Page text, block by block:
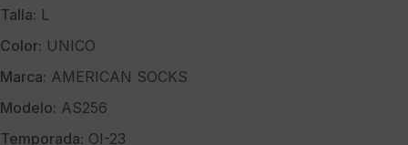
Talla: L
Color: UNICO
Marca: AMERICAN SOCKS
Modelo: AS256
Temporada: OI-23